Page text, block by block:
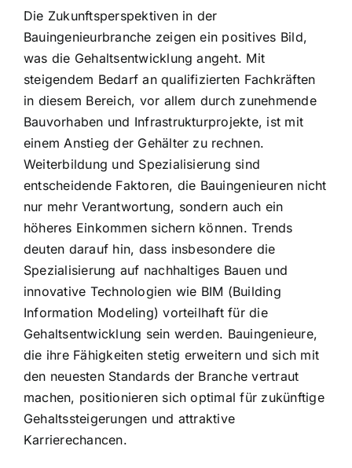
Die Zukunftsperspektiven in der
Bauingenieurbranche zeigen ein positives Bild,
was die Gehaltsentwicklung angeht. Mit
steigendem Bedarf an qualifizierten Fachkräften
in diesem Bereich, vor allem durch zunehmende
Bauvorhaben und Infrastrukturprojekte, ist mit
einem Anstieg der Gehälter zu rechnen.
Weiterbildung und Spezialisierung sind
entscheidende Faktoren, die Bauingenieuren nicht
nur mehr Verantwortung, sondern auch ein
höheres Einkommen sichern können. Trends
deuten darauf hin, dass insbesondere die
Spezialisierung auf nachhaltiges Bauen und
innovative Technologien wie BIM (Building
Information Modeling) vorteilhaft für die
Gehaltsentwicklung sein werden. Bauingenieure,
die ihre Fähigkeiten stetig erweitern und sich mit
den neuesten Standards der Branche vertraut
machen, positionieren sich optimal für zukünftige
Gehaltssteigerungen und attraktive
Karrierechancen.